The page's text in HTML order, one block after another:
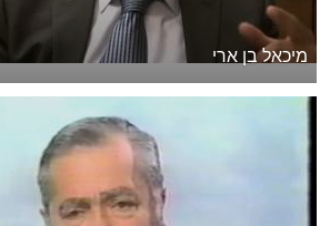
מיכאל בן ארי